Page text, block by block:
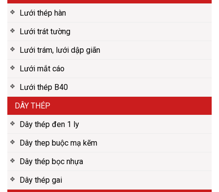
Lưới thép hàn
Lưới trát tường
Lưới trám, lưới dập giãn
Lưới mắt cáo
Lưới thép B40
DÂY THÉP
Dây thép đen 1 ly
Dây thep buộc mạ kẽm
Dây thép bọc nhựa
Dây thép gai